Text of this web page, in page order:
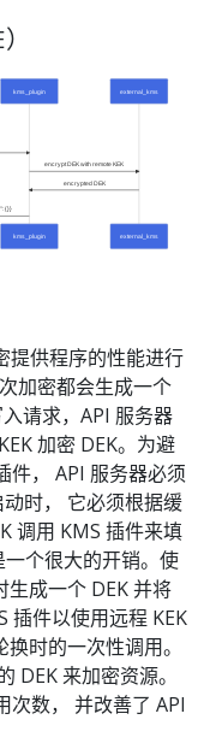
提供程序的性能进行
加密都会生成一个
请求，API 服务器
加密 DEK。为避
件， API 服务器必须
时， 它必须根据缓
调用 KMS 插件来填
个很大的开销。使
生成一个 DEK 并将
插件以使用远程 KEK
时的一次性调用。
DEK 来加密资源。
次数， 并改善了 API